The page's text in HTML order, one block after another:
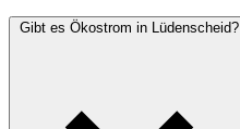
Gibt es Ökostrom in Lüdenscheid?